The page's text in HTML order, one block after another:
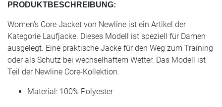
PRODUKTBESCHREIBUNG:
Women's Core Jacket von Newline ist ein Artikel der
Kategorie Laufjacke. Dieses Modell ist speziell für Damen
ausgelegt. Eine praktische Jacke für den Weg zum Training
oder als Schutz bei wechselhaftem Wetter. Das Modell ist
Teil der Newline Core-Kollektion.
Material: 100% Polyester